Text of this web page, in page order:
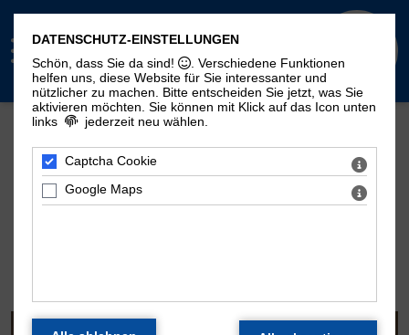
Mehr Seiten zum Thema "Moritzorgel":
Geschichte
Zeitstrahl
Disposition
Kontakt
DATENSCHUTZ-EINSTELLUNGEN
Schön, dass Sie da sind!
. Verschiedene Funktionen
helfen uns, diese Website für Sie interessanter und
nützlicher zu machen.
Bitte entscheiden Sie jetzt, was Sie
aktivieren möchten. Sie können mit Klick auf das Icon unten
links
jederzeit neu wählen.
Captcha Cookie
Google Maps